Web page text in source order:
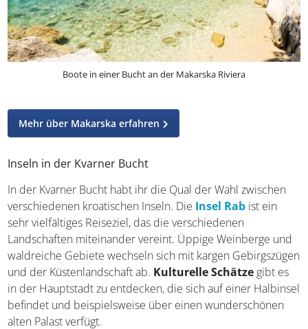
Inseln in der Kvarner Bucht
In der Kvarner Bucht habt ihr die Qual der Wahl zwischen
verschiedenen kroatischen Inseln. DieInsel Rabist ein
sehr vielfältiges Reiseziel, das die verschiedenen
Landschaften miteinander vereint. Üppige Weinberge
und waldreiche Gebiete wechseln sich mit kargen
Gebirgszügen und der Küstenlandschaft ab.Kulturelle
Schätzegibt es in der Hauptstadt zu entdecken, die sich